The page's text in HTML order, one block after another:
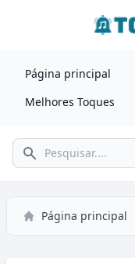
Página principal
Melhores Toques
Pesquisar
Página principal